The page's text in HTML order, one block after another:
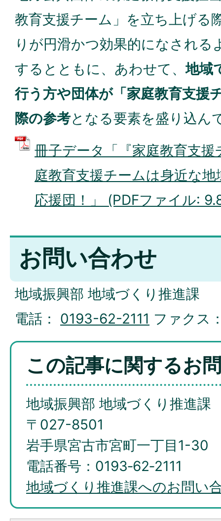
教育支援チーム」を立ち上げる
りが円滑かつ効果的になされる
するとともに、あわせて、地域
行う方や団体が「家庭教育支援
際の参考となる要素を盛り込ん
冊子データ「『家庭教育支
庭教育支援チームは身近な
応援団！」 (PDFファイル:
お問い合わせ
地域振興部 地域づくり推進課
電話： 0193-62-2111 ファクス
この記事に関するお
地域振興部 地域づくり推進課
〒027-8501
岩手県宮古市宮町一丁目1-30
電話番号：0193‐62‐2111
地域づくり推進課へのお問い